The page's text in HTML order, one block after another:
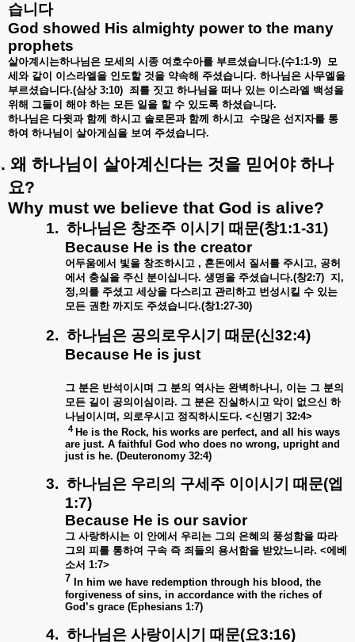
습니다
God showed His almighty power to the many
prophets
살아계시는하나님은 모세의 시종 여호수아를 부르셨습니다.(수1:1-9) 모
세와 같이 이스라엘을 인도할 것을 약속해 주셨습니다. 하나님은 사무엘을
부르셨습니다.(삼상3:10) 죄를 짓고 하나님을 떠나 있는 이스라엘 백성을
위해 그들이 해야 하는 모든 일을 할 수 있도록 하셨습니다.
하나님은 다윗과 함께 하시고 솔로몬과 함께 하시고 수많은 선지자를 통
하여 하나님이 살아게심을 보여 주셨습니다.
왜 하나님이 살아계신다는 것을 믿어야 하나
요?
Why must we believe that God is alive?
1. 하나님은 창조주 이시기 때문(창1:1-31)
Because He is the creator
어두움에서 빛을 창조하시고 , 혼돈에서 질서를 주시고, 공허
에서 충실을 주신 분이십니다. 생명을 주셨습니다.(창2:7) 지 ,
정,의를 주셨고 세상을 다스리고 관리하고 번성시킬 수 있는
모든 권한 까지도 주셨습니다.(창1:27-30)
2. 하나님은 공의로우시기 때문(신32:4)
Because He is just
그 분은 반석이시며 그 분의 역사는 완벽하나니 , 이는 그 분의
모든 길이 공의이심이라. 그 분은 진실하시고 악이 없으신 하
나님이시며 , 의로우시고 정직하시도다. <신명기 32:4>
4 He is the Rock, his works are perfect, and all his ways
are just. A faithful God who does no wrong, upright and
just is he. (Deuteronomy 32:4)
3. 하나님은 우리의 구세주 이이시기 때문(엡
1:7)
Because He is our savior
그 사랑하시는 이 안에서 우리는 그의 은혜의 풍성함을 따라
그의 피를 통하여 구속 즉 죄들의 용서함을 받았느니라. <에베
소서 1:7>
7 In him we have redemption through his blood, the
forgiveness of sins, in accordance with the riches of
God’s grace (Ephesians 1:7)
4. 하나님은 사랑이시기 때문(요3:16)